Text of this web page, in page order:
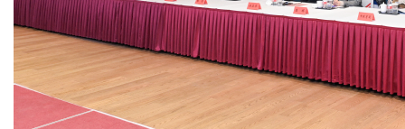
滚筒干燥系列
沸腾干燥系列
烘箱干燥系列
社会责任